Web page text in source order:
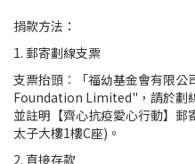
捐款方法：
1. 郵寄劃線支票
支票抬頭︰「福幼基金會有限
Foundation Limited"，請於劃
並註明【齊心抗疫愛心行動】
太子大樓1樓C座)。
2. 直接存款